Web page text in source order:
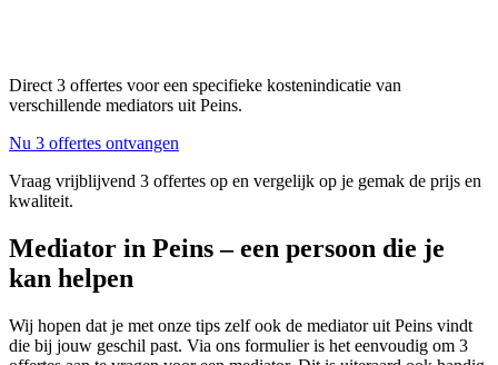
Direct 3 offertes voor een specifieke kostenindicatie van
verschillende mediators uit Peins.
Nu 3 offertes ontvangen
Vraag vrijblijvend 3 offertes op en vergelijk op je gemak de prijs en
kwaliteit.
Mediator in Peins – een persoon die je
kan helpen
Wij hopen dat je met onze tips zelf ook de mediator uit Peins vindt
die bij jouw geschil past. Via ons formulier is het eenvoudig om 3